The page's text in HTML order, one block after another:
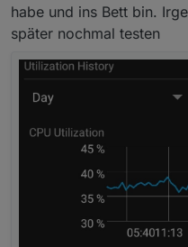
habe und ins Bett bin.
später nochmal testen